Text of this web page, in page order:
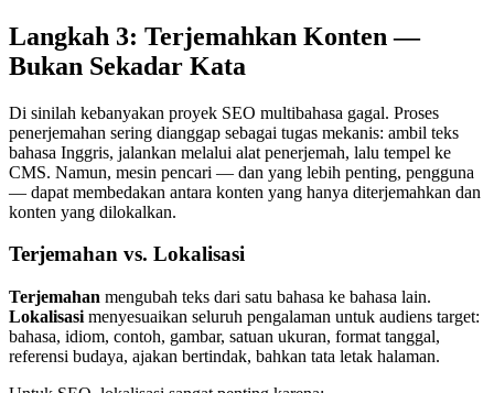
Langkah 3: Terjemahkan Konten —
Bukan Sekadar Kata
Di sinilah kebanyakan proyek SEO multibahasa gagal. Proses
penerjemahan sering dianggap sebagai tugas mekanis: ambil teks
bahasa Inggris, jalankan melalui alat penerjemah, lalu tempel ke
CMS. Namun, mesin pencari — dan yang lebih penting, pengguna
— dapat membedakan antara konten yang hanya diterjemahkan dan
konten yang dilokalkan.
Terjemahan vs. Lokalisasi
Terjemahan mengubah teks dari satu bahasa ke bahasa lain.
Lokalisasi menyesuaikan seluruh pengalaman untuk audiens target:
bahasa, idiom, contoh, gambar, satuan ukuran, format tanggal,
referensi budaya, ajakan bertindak, bahkan tata letak halaman.